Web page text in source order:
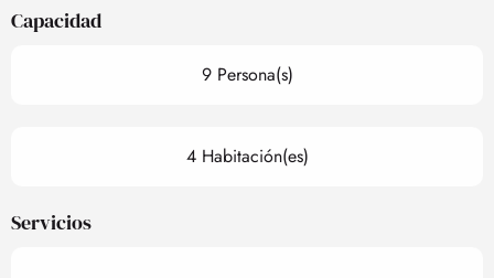
Capacidad
9 Persona(s)
4 Habitación(es)
Servicios